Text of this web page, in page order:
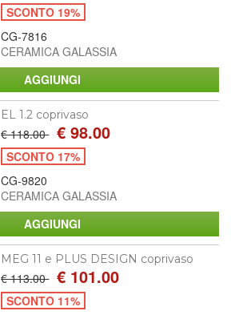
SCONTO 19%
CG-7816
CERAMICA GALASSIA
EL 1.2 coprivaso
€ 118.00 € 98.00
SCONTO 17%
CG-9820
CERAMICA GALASSIA
MEG 11 e PLUS DESIGN coprivaso
€ 113.00 € 101.00
SCONTO 11%